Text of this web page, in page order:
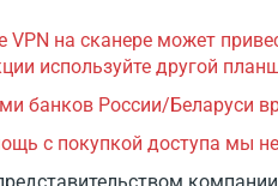
на сканере может
используйте другой
банков России/Беларуси
с покупкой доступа мы